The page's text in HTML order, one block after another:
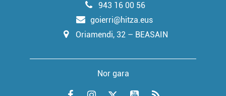
943 16 00 56
goierri@hitza.eus
Oriamendi, 32 – BEASAIN
Nor gara